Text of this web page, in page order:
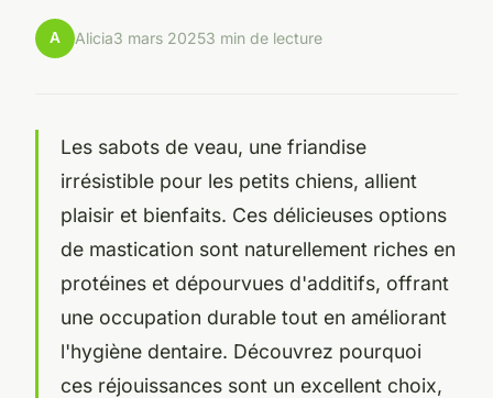
A Alicia3 mars 20253 min de lecture
Les sabots de veau, une friandise
irrésistible pour les petits chiens, allient
plaisir et bienfaits. Ces délicieuses options
de mastication sont naturellement riches en
protéines et dépourvues d'additifs, offrant
une occupation durable tout en améliorant
l'hygiène dentaire. Découvrez pourquoi
ces réjouissances sont un excellent choix,